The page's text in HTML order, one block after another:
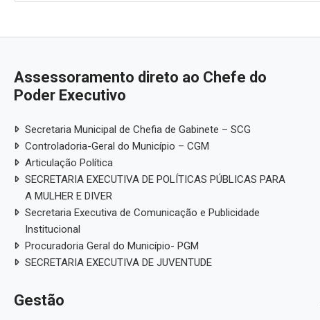
Assessoramento direto ao Chefe do
Poder Executivo
Secretaria Municipal de Chefia de Gabinete – SCG
Controladoria-Geral do Município – CGM
Articulação Política
SECRETARIA EXECUTIVA DE POLÍTICAS PÚBLICAS PARA
A MULHER E DIVER
Secretaria Executiva de Comunicação e Publicidade
Institucional
Procuradoria Geral do Município- PGM
SECRETARIA EXECUTIVA DE JUVENTUDE
Gestão